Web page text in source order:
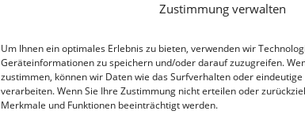
Zustimmung verwalten
Um Ihnen ein optimales Erlebnis zu bieten, verwenden wir
Geräteinformationen zu speichern und/oder darauf zuzugreifen.
zustimmen, können wir Daten wie das Surfverhalten oder
verarbeiten. Wenn Sie Ihre Zustimmung nicht erteilen oder
Merkmale und Funktionen beeinträchtigt werden.